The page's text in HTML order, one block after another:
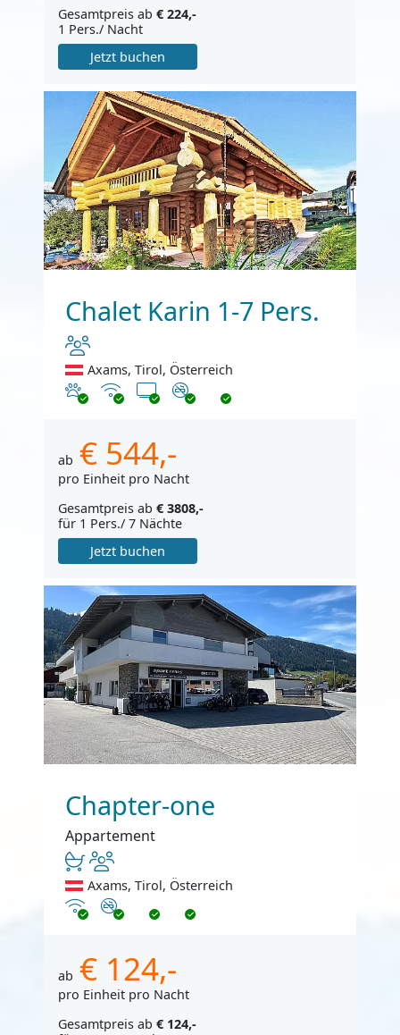
Gesamtpreis ab € 224,-
1 Pers./ Nacht
Jetzt buchen
Chalet Karin 1-7 Pers.
Axams, Tirol, Österreich
Haustiere erlaubt
Internet
TV Nichtraucher
ab € 544,-
pro Einheit pro Nacht
Gesamtpreis ab € 3808,-
für 1 Pers./ 7 Nächte
Jetzt buchen
Chapter-one
Appartement
Axams, Tirol, Österreich
InternetNichtraucher
ab € 124,-
pro Einheit pro Nacht
Gesamtpreis ab € 124,-